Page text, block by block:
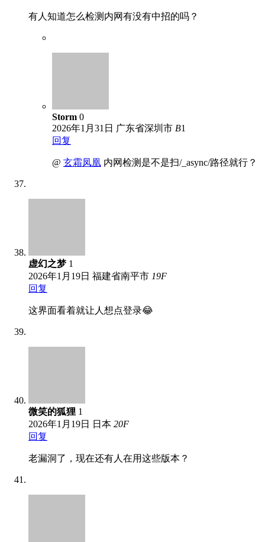
有人知道怎么检测内网有没有中招的吗？
Storm 0
2026年1月31日 广东省深圳市 B1
回复
@ 玄霜凤凰 内网检测是不是扫/_async/路径就行？
虚幻之梦 1
2026年1月19日 福建省南平市 19F
回复
这界面看着就让人想点登录😂
微笑的狐狸 1
2026年1月19日
日本 20F
回复
老漏洞了，现在还有人在用这些版本？